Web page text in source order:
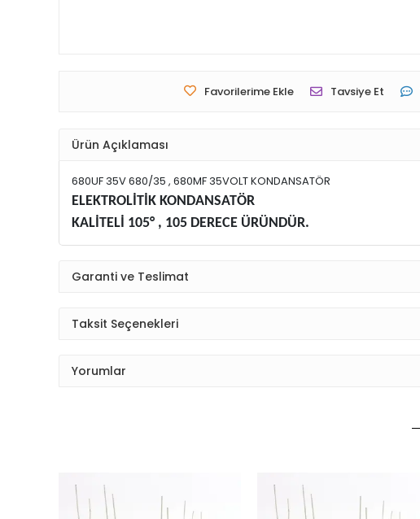
Favorilerime Ekle Tavsiye Et
Ürün Açıklaması
680UF 35V 680/35 , 680MF 35VOLT KONDANSATÖR
ELEKTROLİTİK KONDANSATÖR
KALİTELİ 105° , 105 DERECE ÜRÜNDÜR.
Garanti ve Teslimat
Taksit Seçenekleri
Yorumlar